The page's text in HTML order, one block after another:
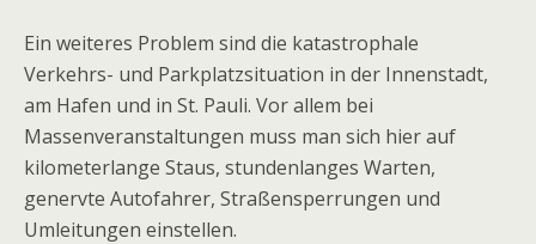
Ein weiteres Problem sind die katastrophale
Verkehrs- und Parkplatzsituation in der Innenstadt,
am Hafen und in St. Pauli. Vor allem bei
Massenveranstaltungen muss man sich hier auf
kilometerlange Staus, stundenlanges Warten,
genervte Autofahrer, Straßensperrungen und
Umleitungen einstellen.